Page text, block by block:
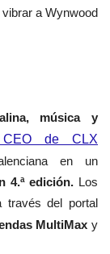
a Wynwood
música y
CEO de CLX
en un
4.ª edición. Los
través del portal
MultiMaxy